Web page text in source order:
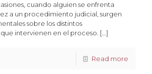
cuando alguien se enfrenta
a un procedimiento judicial, surgen
sobre los distintos
intervienen en el proceso. […]
Read more